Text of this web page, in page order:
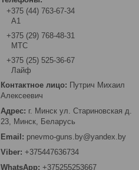
+375 (44) 763-67-34
А1
+375 (29) 768-48-31
МТС
+375 (25) 525-36-67
Лайф
Путрич Михаил
Алексеевич
г. Минск ул. Стариновская д.
23, Минск, Беларусь
pnevmo-guns.by@yandex.by
+375447636734
+375255253667